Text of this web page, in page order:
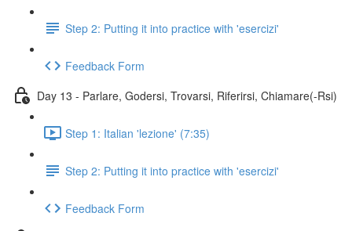
Step 2: Putting it into practice with 'esercizi'
Feedback Form
Day 13 - Parlare, Godersi, Trovarsi, Riferirsi, Chiamare(-Rsi)
Step 1: Italian 'lezione' (7:35)
Step 2: Putting it into practice with 'esercizi'
Feedback Form